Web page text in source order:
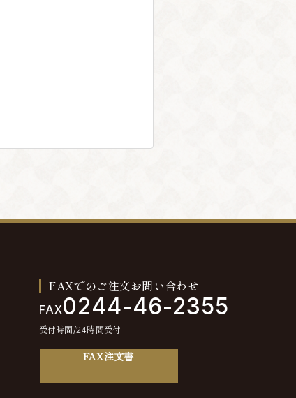
FAXでのご注文お問い合わせ
FAX0244-46-2355
受付時間/24時間受付
FAX注文書